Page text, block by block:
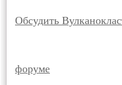
Обсудить
форуме